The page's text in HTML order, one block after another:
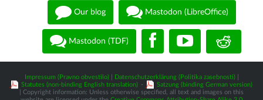
Our blog Mastodon (LibreOffice)
Mastodon (TDF)
Impressum (Pravno obvestilo)| Datenschutzerklärung (Politika zasebnosti)|
Statutes (non-binding English translation) -
Satzung (binding German version)
| Copyright information: Unless otherwise specified, all text and images on this